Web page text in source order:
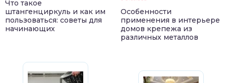
Что такое
штангенциркуль и как им
пользоваться: советы для
начинающих
Особенности
применения в интерьере
домов крепежа из
различных металлов